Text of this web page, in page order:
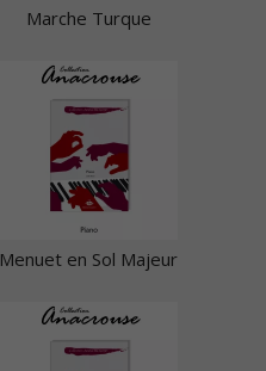
Marche Turque
Menuet en Sol Majeur